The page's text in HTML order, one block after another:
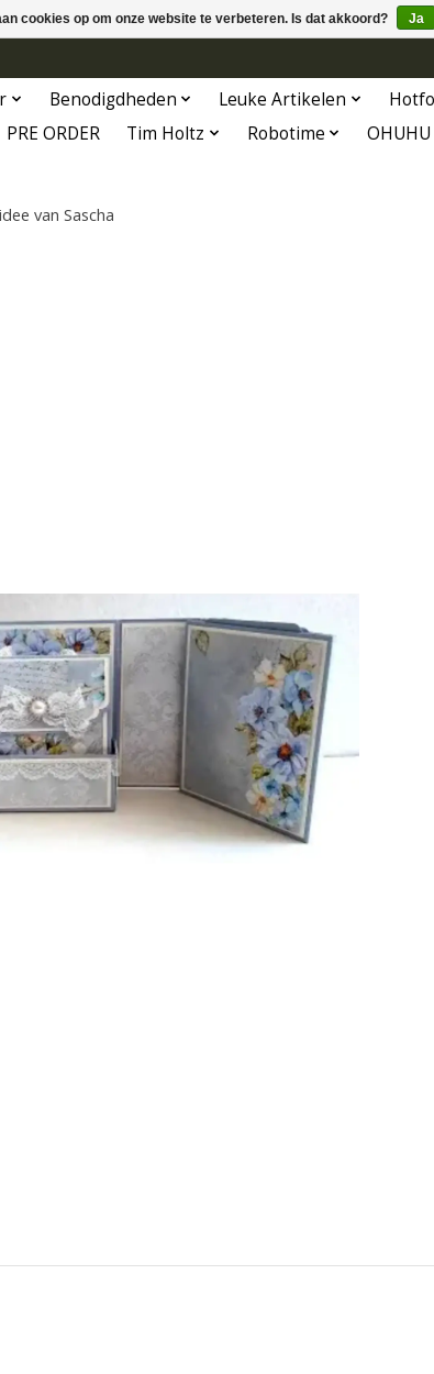
Benodigdheden Leuke Artikelen
PRE ORDER Tim Holtz Robotime OHUHU
van Sascha
cookies op om onze website te verbeteren. Is dat akkoord? Ja